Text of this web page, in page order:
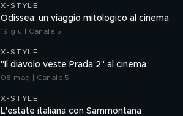
X-STYLE
Odissea: un viaggio mitologico al cinema
19 giu | Canale 5
X-STYLE
"Il diavolo veste Prada 2" al cinema
08 mag | Canale 5
X-STYLE
L'estate italiana con Sammontana